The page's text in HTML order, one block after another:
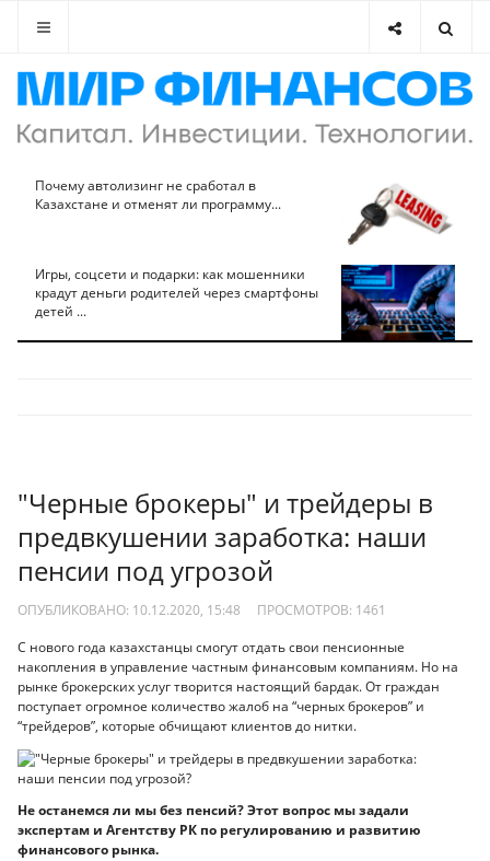
Почему автолизинг не сработал в
Казахстане и отменят ли программу...
Игры, соцсети и подарки: как мошенники
крадут деньги родителей через смартфоны
детей ...
"Черные брокеры" и трейдеры в
предвкушении заработка: наши
пенсии под угрозой
ОПУБЛИКОВАНО: 10.12.2020, 15:48 ПРОСМОТРОВ: 1461
С нового года казахстанцы смогут отдать свои пенсионные
накопления в управление частным финансовым компаниям. Но на
рынке брокерских услуг творится настоящий бардак. От граждан
поступает огромное количество жалоб на “черных брокеров” и
“трейдеров”, которые обчищают клиентов до нитки.
Не останемся ли мы без пенсий? Этот вопрос мы задали
экспертам и Агентству РК по регулированию и развитию
финансового рынка.